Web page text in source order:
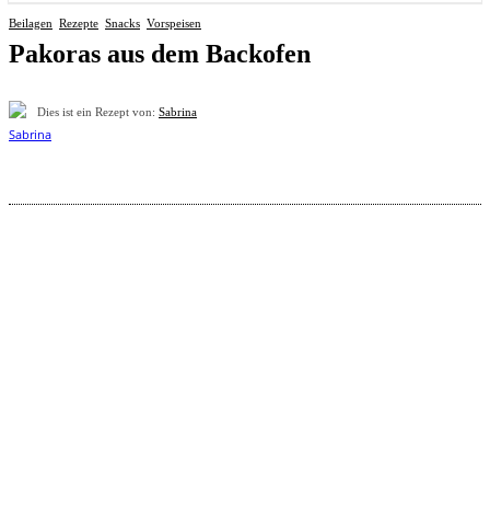
Beilagen Rezepte Snacks Vorspeisen
Pakoras aus dem Backofen
Dies ist ein Rezept von: Sabrina